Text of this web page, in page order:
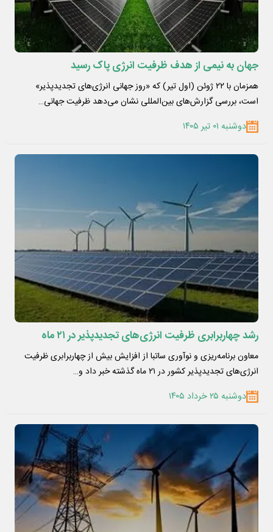
جهان به نیمی از هدف ظرفیت انرژی پاک رسید
همزمان با ۲۲ ژوئن (اول تیر) که «روز جهانی انرژی‌های تجدیدپذیر»
است، بررسی گزارش‌های بین‌المللی نشان می‌دهد ظرفیت جهانی…
دوشنبه ۰۱ تیر ۱۴۰۵
رشد چهاربرابری ظرفیت انرژی‌های تجدیدپذیر در ۲۱ ماه
معاون برنامه‌ریزی و نوآوری ساتبا از افزایش بیش از چهاربرابری ظرفیت
انرژی‌های تجدیدپذیر کشور در ۲۱ ماه گذشته خبر داد و…
دوشنبه ۲۵ خرداد ۱۴۰۵